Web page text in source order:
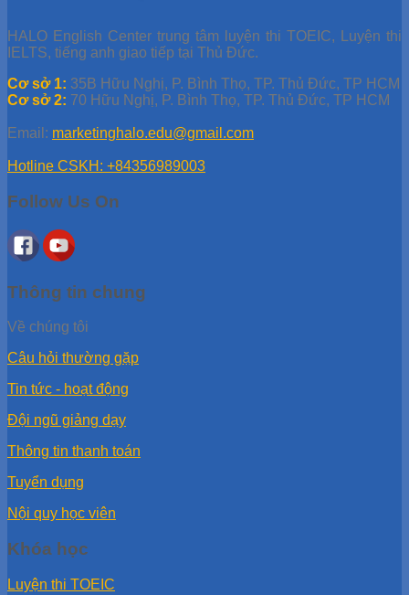
HALO English Center trung tâm luyện thi TOEIC, Luyện thi
IELTS, tiếng anh giao tiếp tại Thủ Đức.
Cơ sở 1: 35B Hữu Nghị, P. Bình Thọ, TP. Thủ Đức, TP HCM
Cơ sở 2: 70 Hữu Nghị, P. Bình Thọ, TP. Thủ Đức, TP HCM
Email: marketinghalo.edu@gmail.com
Hotline CSKH: +84356989003
Follow Us On
Thông tin chung
Về chúng tôi
Câu hỏi thường gặp
Tin tức - hoạt động
Đội ngũ giảng dạy
Thông tin thanh toán
Tuyển dụng
Nội quy học viên
Khóa học
Luyện thi TOEIC